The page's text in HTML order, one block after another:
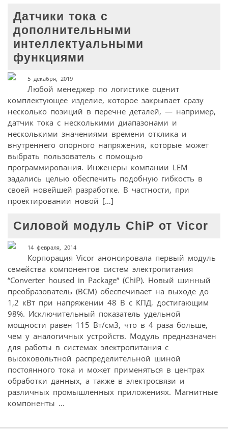
Датчики тока с
дополнительными
интеллектуальными
функциями
5 декабря, 2019
Любой менеджер по логистике оценит
комплектующее изделие, которое закрывает сразу
несколько позиций в перечне деталей, — например,
датчик тока с несколькими диапазонами и
несколькими значениями времени отклика и
внутреннего опорного напряжения, которые может
выбрать пользователь с помощью
программирования. Инженеры компании LEM
задались целью обеспечить подобную гибкость в
своей новейшей разработке. В частности, при
проектировании новой […]
Cиловой модуль ChiP от Vicor
14 февраля, 2014
Корпорация Vicor анонсировала первый модуль
семейства компонентов систем электропитания
“Converter housed in Package“ (ChiP). Новый шинный
преобразователь (BCM) обеспечивает на выходе до
1,2 кВт при напряжении 48 В с КПД, достигающим
98%. Исключительный показатель удельной
мощности равен 115 Вт/см3, что в 4 раза больше,
чем у аналогичных устройств. Модуль предназначен
для работы в системах электропитания с
высоковольтной распределительной шиной
постоянного тока и может применяться в центрах
обработки данных, а также в электросвязи и
различных промышленных приложениях. Магнитные
компоненты ...